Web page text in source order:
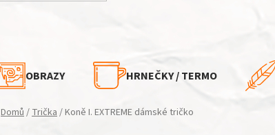
OBRAZY HRNEČKY / TERMO
Domů/Trička/Koně I. EXTREME dámské tričko